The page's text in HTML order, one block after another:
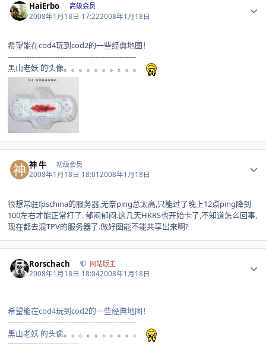
HaiErbo 高级会员
2008年1月18日 17:222008年1月18日
希望能在cod4玩到cod2的一些经典地图！
------------------------------------------------------
黑山老妖 的头像。。。。。。。。。。
神 牛 初级会员
2008年1月18日 18:012008年1月18日
很想常驻fpschina的服务器,无奈ping总太高,只能过了晚上12点ping降到
100左右才能正常打了. 郁闷郁闷.这几天HKRS也开始卡了,不知道怎么回事,
现在都去混TPV的服务器了.做好图能不能共享出来啊?
Rorschach 网站版主
2008年1月18日 18:042008年1月18日
希望能在cod4玩到cod2的一些经典地图！
------------------------------------------------------
黑山老妖 的头像。。。。。。。。。。